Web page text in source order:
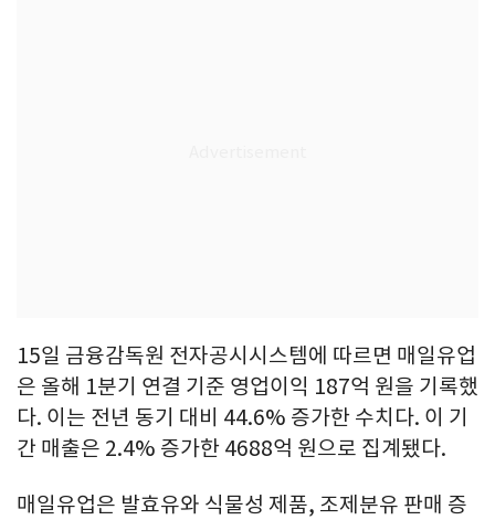
15일 금융감독원 전자공시시스템에 따르면 매일유업
은 올해 1분기 연결 기준 영업이익 187억 원을 기록했
다. 이는 전년 동기 대비 44.6% 증가한 수치다. 이 기
간 매출은 2.4% 증가한 4688억 원으로 집계됐다.
매일유업은 발효유와 식물성 제품, 조제분유 판매 증